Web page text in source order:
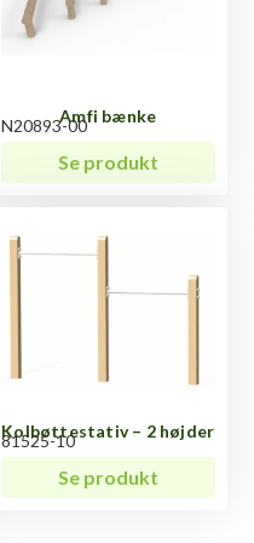
Amfi bænke
N20893-00
Se produkt
Kolbøttestativ – 2 højder
81525-10
Se produkt